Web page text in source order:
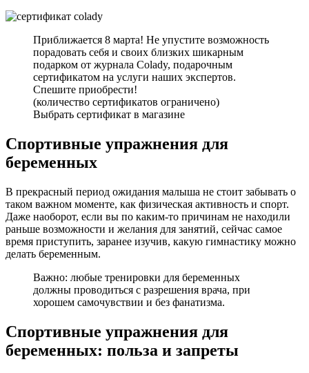
Приближается 8 марта! Не упустите возможность
порадовать себя и своих близких шикарным
подарком от журнала Colady, подарочным
сертификатом на услуги наших экспертов.
Спешите приобрести!
(количество сертификатов ограничено)
Выбрать сертификат в магазине
Спортивные упражнения для
беременных
В прекрасный период ожидания малыша не стоит забывать о
таком важном моменте, как физическая активность и спорт.
Даже наоборот, если вы по каким-то причинам не находили
раньше возможности и желания для занятий, сейчас самое
время приступить, заранее изучив, какую гимнастику можно
делать беременным.
Важно: любые тренировки для беременных
должны проводиться с разрешения врача, при
хорошем самочувствии и без фанатизма.
Спортивные упражнения для
беременных: польза и запреты